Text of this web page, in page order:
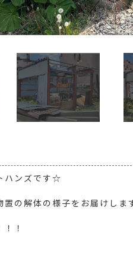
Next
ハンズです☆
置の解体の様子をお届けしま
！